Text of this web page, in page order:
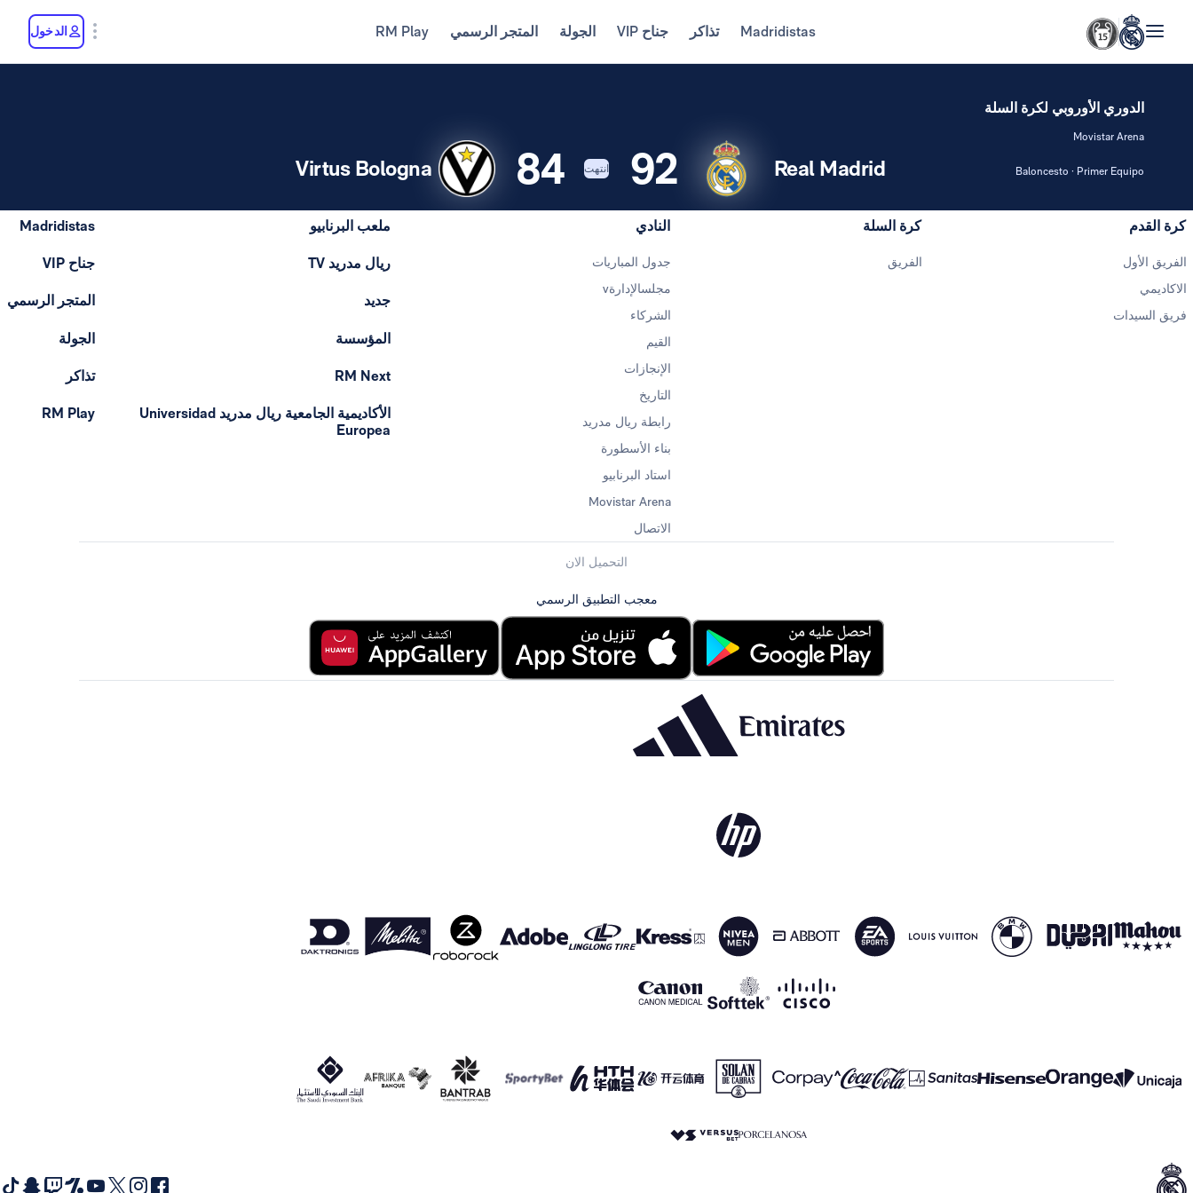
Madridistas تذاكر جناح VIP الجولة المتجر الرسمي RM Play الدخول
الدوري الأوروبي لكرة السلة
Movistar Arena
Baloncesto · Primer Equipo
92
84 Real Madrid انتهت Virtus Bologna
كرة القدم
الفريق الأول
الاكاديمي
فريق السيدات
كرة السلة
الفريق
النادي
جدول المباريات
مجلسالإدارةv
الشركاء
القيم
الإنجازات
التاريخ
رابطة ريال مدريد
بناء الأسطورة
استاد البرنابيو
Movistar Arena
الاتصال
ملعب البرنابيو
ريال مدريد TV
جديد
المؤسسة
RM Next
الأكاديمية الجامعية ريال مدريد Universidad
Europea
Madridistas
جناح VIP
المتجر الرسمي
الجولة
تذاكر
RM Play
التحميل الان
معجب التطبيق الرسمي